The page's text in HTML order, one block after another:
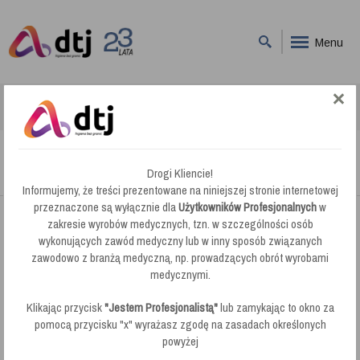
Menu
Numatic Uniwersalna Wyciskarka Doczołowa
Numatic Uniwersalna Wyciskarka Doczołowa
Drogi Kliencie!
Informujemy, że treści prezentowane na niniejszej stronie internetowej
przeznaczone są wyłącznie dlaUżytkowników Profesjonalnychw
zakresie wyrobów medycznych, tzn. w szczególności osób
wykonujących zawód medyczny lub w inny sposób związanych
zawodowo z branżą medyczną, np. prowadzących obrót wyrobami
medycznymi.
Klikając przycisk"Jestem Profesjonalistą"lub zamykając to okno za
pomocą przycisku "x" wyrażasz zgodę na zasadach określonych
powyżej